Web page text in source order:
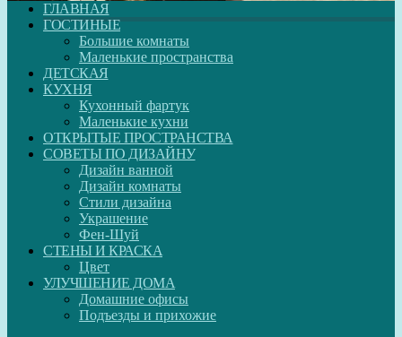
ГЛАВНАЯ
ГОСТИНЫЕ
Большие комнаты
Маленькие пространства
ДЕТСКАЯ
КУХНЯ
Кухонный фартук
Маленькие кухни
ОТКРЫТЫЕ ПРОСТРАНСТВА
СОВЕТЫ ПО ДИЗАЙНУ
Дизайн ванной
Дизайн комнаты
Стили дизайна
Украшение
Фен-Шуй
СТЕНЫ И КРАСКА
Цвет
УЛУЧШЕНИЕ ДОМА
Домашние офисы
Подъезды и прихожие